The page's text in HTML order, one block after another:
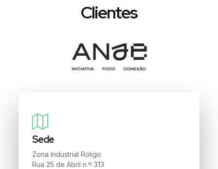
Clientes
Sede
Zona Industrial Roligo
Rua 25 de Abril n.º 313